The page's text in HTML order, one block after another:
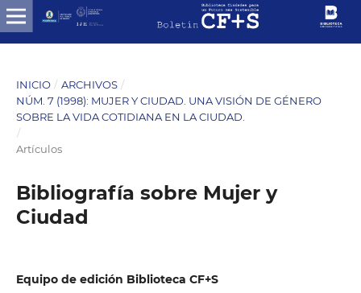
INICIO / ARCHIVOS /
NÚM. 7 (1998): MUJER Y CIUDAD. UNA VISIÓN DE GÉNERO
SOBRE LA VIDA COTIDIANA EN LA CIUDAD.
/
Artículos
Bibliografía sobre Mujer y
Ciudad
Equipo de edición Biblioteca CF+S